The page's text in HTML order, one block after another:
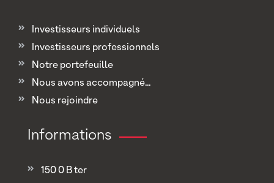
Investisseurs individuels
Investisseurs professionnels
Notre portefeuille
Nous avons accompagné...
Nous rejoindre
Informations
150 0 B ter